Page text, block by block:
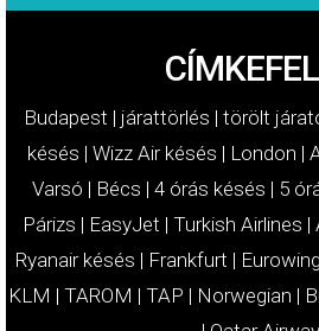
Budapest | járattörlés | törölt
késés | Wizz Air késés | London |
Varsó | Bécs | 4 órás késés | 5
Párizs | EasyJet | Turkish Airlines |
Ryanair késés | Frankfurt |
KLM | TAROM | TAP | Norwegian |